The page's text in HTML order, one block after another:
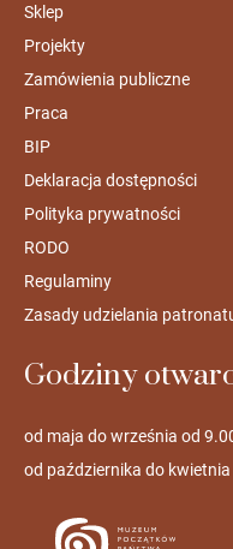
Sklep
Projekty
Zamówienia publiczne
Praca
BIP
Deklaracja dostępności
Polityka prywatności
RODO
Regulaminy
Zasady udzielania
Godziny
od maja do września od
od października do